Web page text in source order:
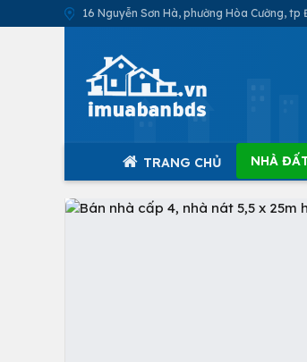
16 Nguyễn Sơn Hà, phường Hòa Cường, tp
TRANG CHỦ NHÀ